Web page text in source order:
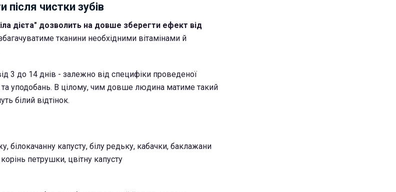
чистки зубів
дієта" дозволить на довше зберегти ефект від
тканини необхідними вітамінами й
3 до 14 днів - залежно від специфіки проведеної
та уподобань. В цілому, чим довше людина матиме такий
білий відтінок.
білокачанну капусту, білу редьку, кабачки, баклажани
петрушки, цвітну капусту